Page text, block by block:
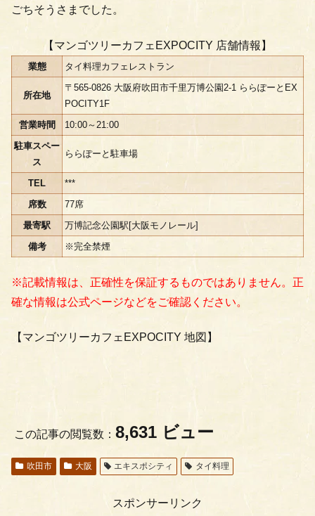
ごちそうさまでした。
【マンゴツリーカフェEXPOCITY 店舗情報】
業態 タイ料理カフェレストラン
所在地
〒565-0826 大阪府吹田市千里万博公園2-1 ららぽーとEX
POCITY1F
営業時間
10:00～21:00
駐車スペー
ス
ららぽーと駐車場
TEL
***
席数
77席
最寄駅
万博記念公園駅[大阪モノレール]
備考
※完全禁煙
※記載情報は、正確性を保証するものではありません。正
確な情報は公式ページなどをご確認ください。
【マンゴツリーカフェEXPOCITY 地図】
この記事の閲覧数： 8,631 ビュー
吹田市 大阪 エキスポシティ タイ料理
スポンサーリンク